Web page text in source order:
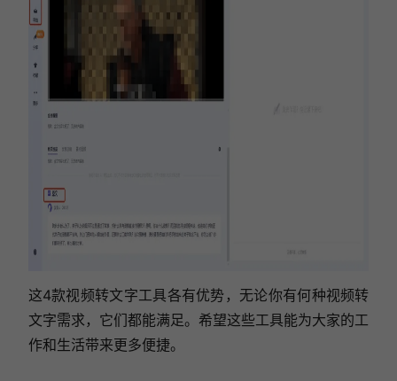
这4款视频转文字工具各有优势，无论你有何种视频转
文字需求，它们都能满足。希望这些工具能为大家的工
作和生活带来更多便捷。